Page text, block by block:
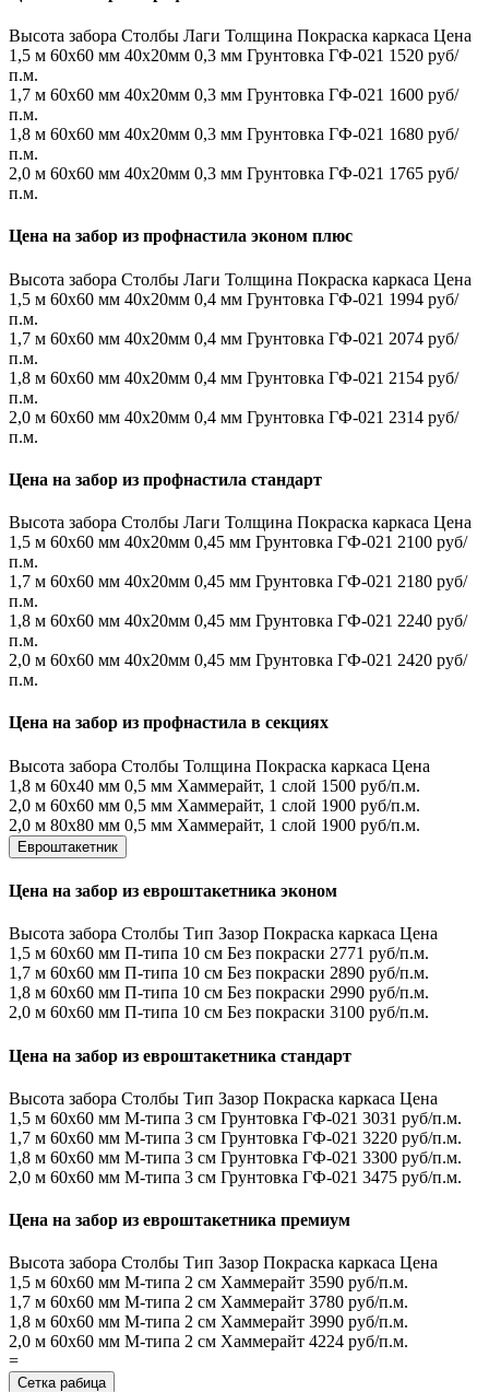
Высота забора Столбы Лаги Толщина Покраска каркаса Цена
1,5 м 60х60 мм 40х20мм 0,3 мм Грунтовка ГФ-021 1520 руб/
п.м.
1,7 м 60х60 мм 40х20мм 0,3 мм Грунтовка ГФ-021 1600 руб/
п.м.
1,8 м 60х60 мм 40х20мм 0,3 мм Грунтовка ГФ-021 1680 руб/
п.м.
2,0 м 60х60 мм 40х20мм 0,3 мм Грунтовка ГФ-021 1765 руб/
п.м.
Цена на забор из профнастила эконом плюс
Высота забора Столбы Лаги Толщина Покраска каркаса Цена
1,5 м 60х60 мм 40х20мм 0,4 мм Грунтовка ГФ-021 1994 руб/
п.м.
1,7 м 60х60 мм 40х20мм 0,4 мм Грунтовка ГФ-021 2074 руб/
п.м.
1,8 м 60х60 мм 40х20мм 0,4 мм Грунтовка ГФ-021 2154 руб/
п.м.
2,0 м 60х60 мм 40х20мм 0,4 мм Грунтовка ГФ-021 2314 руб/
п.м.
Цена на забор из профнастила стандарт
Высота забора Столбы Лаги Толщина Покраска каркаса Цена
1,5 м 60х60 мм 40х20мм 0,45 мм Грунтовка ГФ-021 2100 руб/
п.м.
1,7 м 60х60 мм 40х20мм 0,45 мм Грунтовка ГФ-021 2180 руб/
п.м.
1,8 м 60х60 мм 40х20мм 0,45 мм Грунтовка ГФ-021 2240 руб/
п.м.
2,0 м 60х60 мм 40х20мм 0,45 мм Грунтовка ГФ-021 2420 руб/
п.м.
Цена на забор из профнастила в секциях
Высота забора Столбы Толщина Покраска каркаса Цена
1,8 м 60х40 мм 0,5 мм Хаммерайт, 1 слой 1500 руб/п.м.
2,0 м 60х60 мм 0,5 мм Хаммерайт, 1 слой 1900 руб/п.м.
2,0 м 80х80 мм 0,5 мм Хаммерайт, 1 слой 1900 руб/п.м.
Евроштакетник
Цена на забор из евроштакетника эконом
Высота забора Столбы Тип Зазор Покраска каркаса Цена
1,5 м 60х60 мм П-типа 10 см Без покраски 2771 руб/п.м.
1,7 м 60х60 мм П-типа 10 см Без покраски 2890 руб/п.м.
1,8 м 60х60 мм П-типа 10 см Без покраски 2990 руб/п.м.
2,0 м 60х60 мм П-типа 10 см Без покраски 3100 руб/п.м.
Цена на забор из евроштакетника стандарт
Высота забора Столбы Тип Зазор Покраска каркаса Цена
1,5 м 60х60 мм М-типа 3 см Грунтовка ГФ-021 3031 руб/п.м.
1,7 м 60х60 мм М-типа 3 см Грунтовка ГФ-021 3220 руб/п.м.
1,8 м 60х60 мм М-типа 3 см Грунтовка ГФ-021 3300 руб/п.м.
2,0 м 60х60 мм М-типа 3 см Грунтовка ГФ-021 3475 руб/п.м.
Цена на забор из евроштакетника премиум
Высота забора Столбы Тип Зазор Покраска каркаса Цена
1,5 м 60х60 мм М-типа 2 см Хаммерайт 3590 руб/п.м.
1,7 м 60х60 мм М-типа 2 см Хаммерайт 3780 руб/п.м.
1,8 м 60х60 мм М-типа 2 см Хаммерайт 3990 руб/п.м.
2,0 м 60х60 мм М-типа 2 см Хаммерайт 4224 руб/п.м.
=
Сетка рабица